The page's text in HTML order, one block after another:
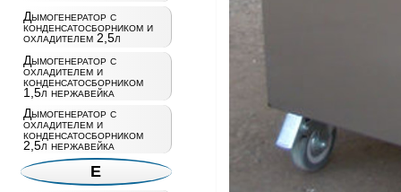
Дымогенератор с
конденсатосборником и
охладителем 2,5л
Дымогенератор с
охладителем и
конденсатосборником
1,5л нержавейка
Дымогенератор с
охладителем и
конденсатосборником
2,5л нержавейка
Е